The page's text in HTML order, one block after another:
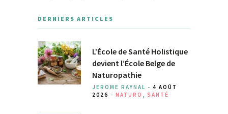
DERNIERS ARTICLES
L’École de Santé Holistique
devient l’École Belge de
Naturopathie
JEROME RAYNAL - 4 AOÛT
2026 - NATURO , SANTÉ